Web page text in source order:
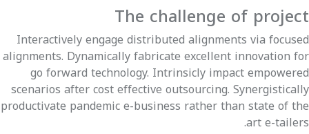
The challenge of project
Interactively engage distributed alignments via focused
alignments. Dynamically fabricate excellent innovation for
go forward technology. Intrinsicly impact empowered
scenarios after cost effective outsourcing. Synergistically
productivate pandemic e-business rather than state of the
art e-tailers.